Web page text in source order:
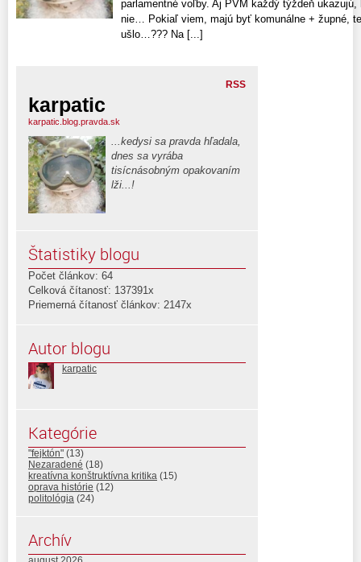
parlamentné voľby. Aj PVM každý týždeň
nie… Pokiaľ viem, majú byť komunálne + župné,
ušlo…??? Na [...]
RSS
karpatic
karpatic.blog.pravda.sk
...kedysi sa pravda hľadala,
dnes sa vyrába
tisícnásobným opakovaním
lži...!
Štatistiky blogu
Počet článkov: 64
Celková čítanosť: 137391x
Priemerná čítanosť článkov: 2147x
Autor blogu
karpatic
Kategórie
"fejktón" (13)
Nezaradené (18)
kreatívna konštruktívna kritika (15)
oprava histórie (12)
politológia (24)
Archív